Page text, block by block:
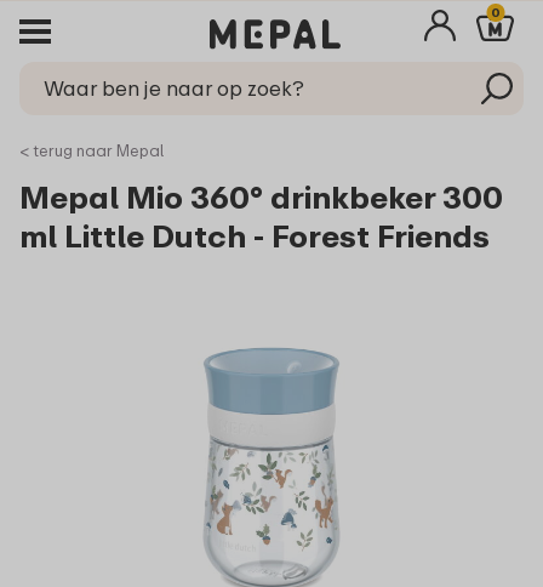
0
< terug naar Mepal
Mepal Mio 360° drinkbeker 300
ml Little Dutch - Forest Friends